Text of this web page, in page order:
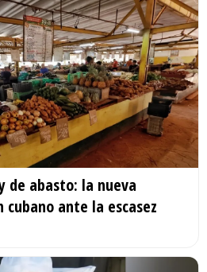
de abasto: la nueva
ante la escasez